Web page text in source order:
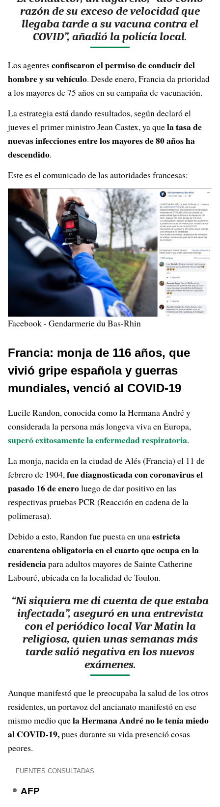
razón de su exceso de velocidad que
llegaba tarde a su vacuna contra el
COVID”, añadió la policía local.
Los agentes confiscaron el permiso de conducir del
hombre y su vehículo. Desde enero, Francia da prioridad
a los mayores de 75 años en su campaña de vacunación.
La estrategia está dando resultados, según declaró el
jueves el primer ministro Jean Castex, ya quela tasa de
nuevas infecciones entre los mayores de 80 años ha
descendido.
Este es el comunicado de las autoridades francesas:
Facebook - Gendarmerie du Bas-Rhin
Francia: monja de 116 años, que
vivió gripe española y guerras
mundiales, venció al COVID-19
Lucile Randon, conocida como la Hermana André y
considerada la persona más longeva viva en Europa,
superó exitosamente la enfermedad respiratoria.
La monja, nacida en la ciudad de Alés (Francia) el 11 de
febrero de 1904,fue diagnosticada con coronavirus el
pasado 16 de eneroluego de dar positivo en las
respectivas pruebas PCR (Reacción en cadena de la
polimerasa).
Debido a esto, Randon fue puesta en unaestricta
cuarentena obligatoria en el cuarto que ocupa en la
residenciapara adultos mayores de Sainte Catherine
Labouré, ubicada en la localidad de Toulon.
“Ni siquiera me di cuenta de que estaba
infectada”, aseguró en una entrevista
con el periódico local Var Matin la
religiosa, quien unas semanas más
tarde salió negativa en los nuevos
exámenes.
Aunque manifestó que le preocupaba la salud de los otros
residentes, un portavoz del ancianato manifestó en ese
mismo medio quela Hermana André no le tenía miedo
al COVID-19,pues durante su vida presenció cosas
peores.
FUENTES CONSULTADAS
AFP